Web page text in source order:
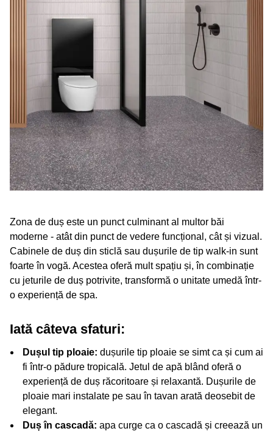
Plăcile sunt așezate în așa fel încât panta lor să ghideze
apa în siguranță în scurgere. Un sfat pentru alegerea
plăcilor: alegeți plăci mai mari, deoarece acestea au mai
puține rosturi de chit, astfel încât sunt mai ușor de
curățat.
Zona de duș este un punct culminant al multor băi
moderne - atât din punct de vedere funcțional, cât și vizual.
Cabinele de duș din sticlă sau dușurile de tip walk-in sunt
foarte în vogă. Acestea oferă mult spațiu și, în combinație
cu jeturile de duș potrivite, transformă o unitate umedă într-
o experiență de spa.
Iată câteva sfaturi:
Dușul tip ploaie: dușurile tip ploaie se simt ca și cum ai
fi într-o pădure tropicală. Jetul de apă blând oferă o
experiență de duș răcoritoare și relaxantă. Dușurile de
ploaie mari instalate pe sau în tavan arată deosebit de
elegant.
Duș în cascadă: apa curge ca o cascadă și creează un